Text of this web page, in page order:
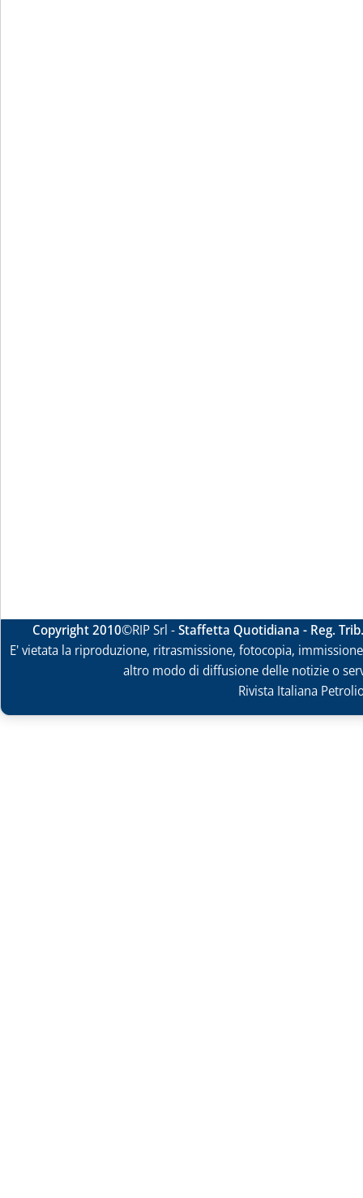
Copyright 2010©RIP Srl -Staffetta Quotidiana - Reg.
E' vietata la riproduzione, ritrasmissione, fotocopia,
altro modo di diffusione delle notizie o
Rivista Italiana